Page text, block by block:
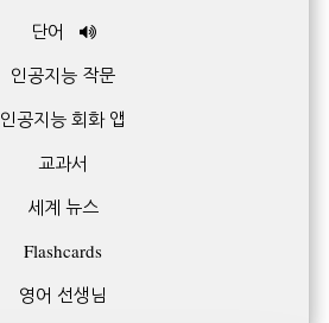
단어
인공지능 작문
인공지능 회화 앱
교과서
세계 뉴스
Flashcards
영어 선생님